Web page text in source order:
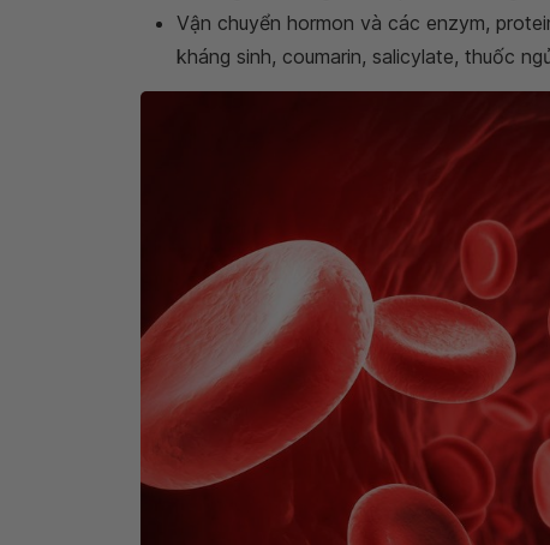
Vận chuyển hormon và các enzym,
kháng sinh, coumarin, salicylate, thuốc